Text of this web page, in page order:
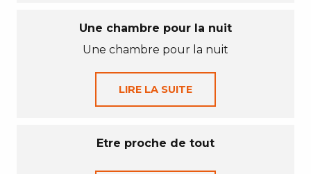
Une chambre pour la nuit
Une chambre pour la nuit
LIRE LA SUITE
Etre proche de tout